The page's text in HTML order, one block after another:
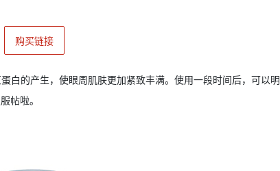
购买链接
白的产生，使眼周肌肤更加紧致丰满。使用一段时间后，可以明
帖啦。